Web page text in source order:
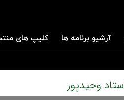
آرشیو برنامه ها کلیپ های